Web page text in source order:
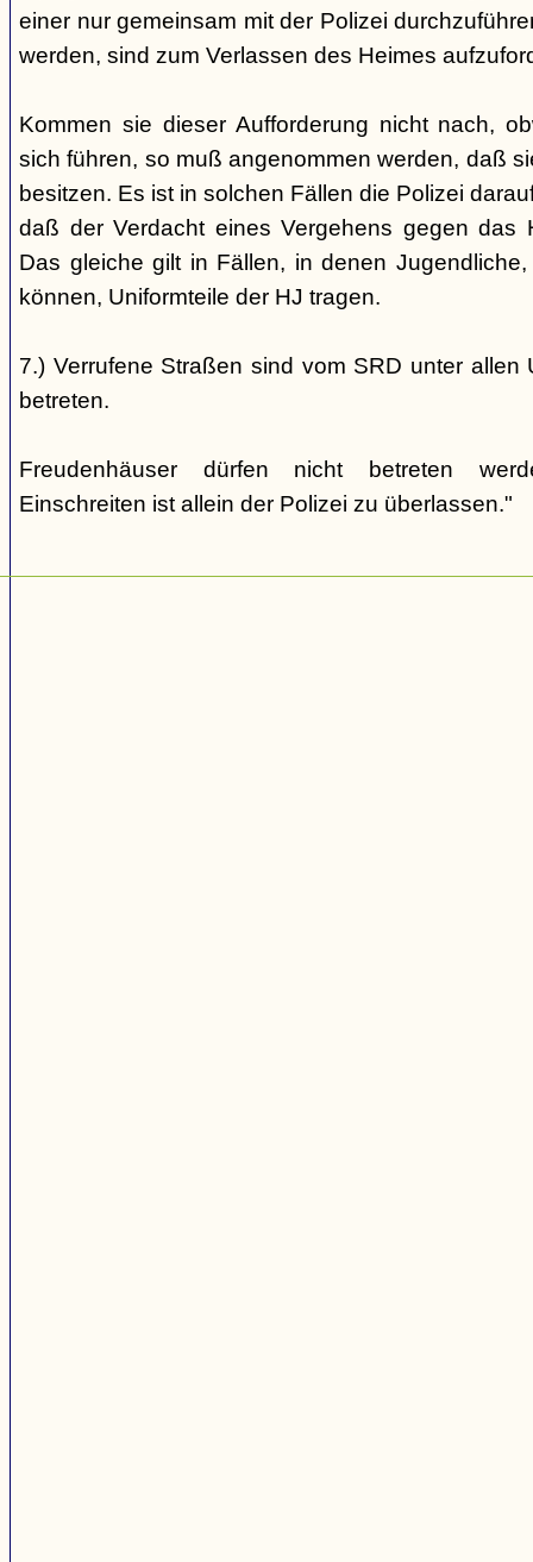
einer nur gemeinsam mit der Polizei
werden, sind zum Verlassen des Heimes
Kommen sie dieser Aufforderung nicht nach,
sich führen, so muß angenommen werden, daß
besitzen. Es ist in solchen Fällen die Polizei
daß der Verdacht eines Vergehens gegen das
Das gleiche gilt in Fällen, in denen
können, Uniformteile der HJ tragen.
7.) Verrufene Straßen sind vom SRD unter allen
betreten.
Freudenhäuser dürfen nicht betreten
Einschreiten ist allein der Polizei zu überlassen."